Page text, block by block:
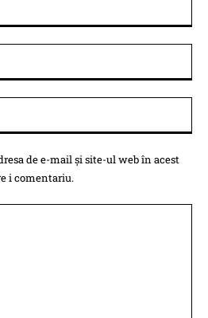
de e-mail și site-ul web în acest
i comentariu.